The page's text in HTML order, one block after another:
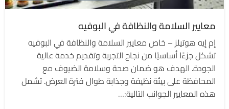
معايير السلامة والنظافة في البوفيه
إم إيه هوتيلز – خاص معايير السلامة والنظافة في البوفيه
تشكل جزءًا أساسيًا من نجاح التجربة وتقديم خدمة عالية
الجودة. الهدف هو ضمان صحة وسلامة الضيوف مع
المحافظة على بيئة نظيفة وجذابة طوال فترة العرض. تشمل
هذه المعايير الجوانب التالية:…